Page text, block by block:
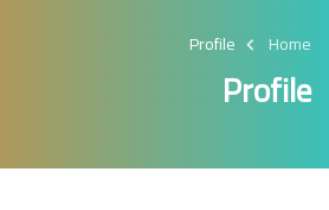
Home
Profile
Profile